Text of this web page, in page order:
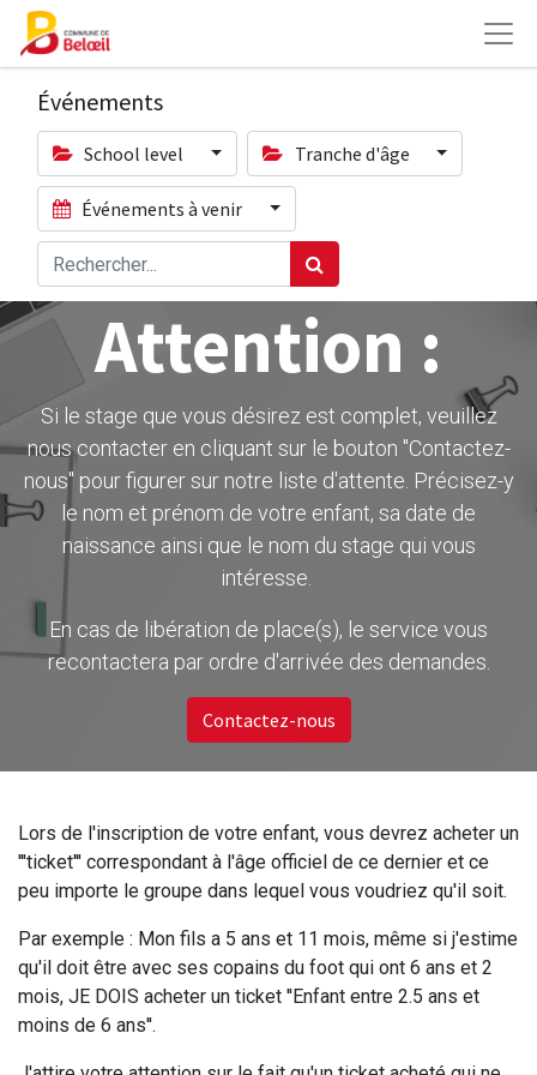
Événements
School level Tranche d'âge
Événements à venir
Attention :
Si le stage que vous désirez est complet, veuillez
nous contacter en cliquant sur le bouton ''Contactez-
nous" pour figurer sur notre liste d'attente. Précisez-y
le nom et prénom de votre enfant, sa date de
naissance ainsi que le nom du stage qui vous
intéresse.
En cas de libération de place(s), le service vous
recontactera par ordre d'arrivée des demandes.
Contactez-nous
Lors de l'inscription de votre enfant, vous devrez acheter un
'''ticket''' correspondant à l'âge officiel de ce dernier et ce
peu importe le groupe dans lequel vous voudriez qu'il soit.
Par exemple : Mon fils a 5 ans et 11 mois, même si j'estime
qu'il doit être avec ses copains du foot qui ont 6 ans et 2
mois, JE DOIS acheter un ticket ''Enfant entre 2.5 ans et
moins de 6 ans''.